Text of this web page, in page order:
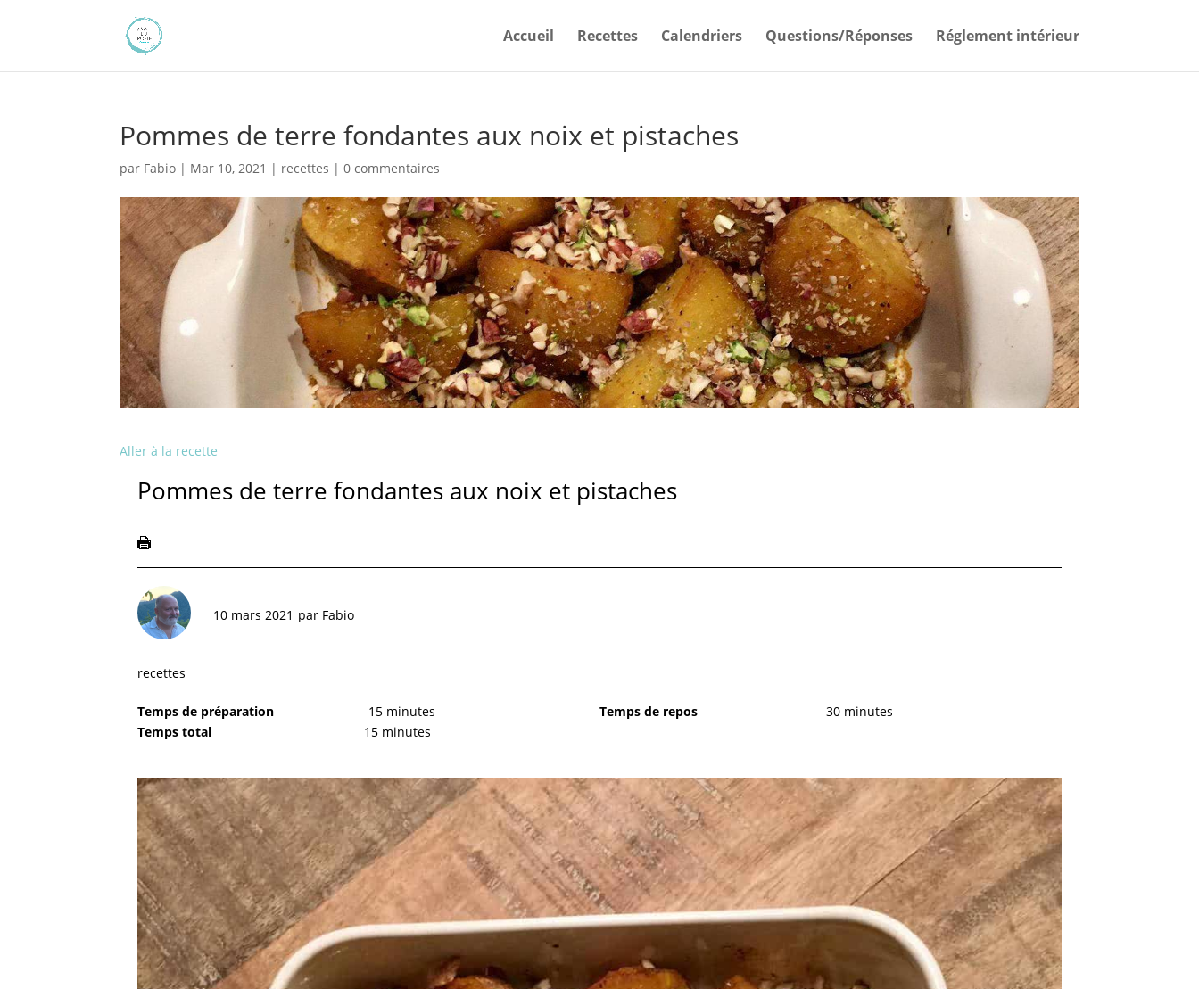
Accueil Recettes Calendriers Questions/Réponses Réglement intérieur
Pommes de terre fondantes aux noix et pistaches
par Fabio | Mar 10, 2021 | recettes |0 commentaires
Aller à la recette
Pommes de terre fondantes aux noix et pistaches
10 mars 2021 par Fabio
recettes
Temps de préparation 15 minutes Temps de repos
30 minutes
Temps total
15 minutes